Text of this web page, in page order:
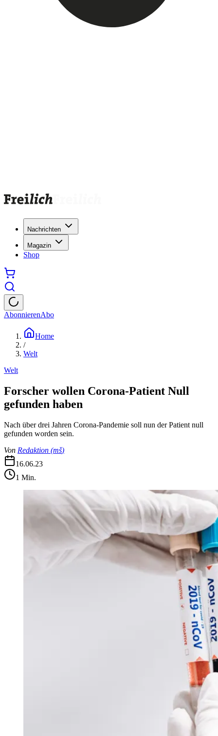
Nachrichten
Magazin
Shop
AbonnierenAbo
Home
/
Welt
Welt
Forscher wollen Corona-Patient Null
gefunden haben
Nach über drei Jahren Corona-Pandemie soll nun der Patient null
gefunden worden sein.
Von Redaktion (mš)
16.06.23
1 Min.